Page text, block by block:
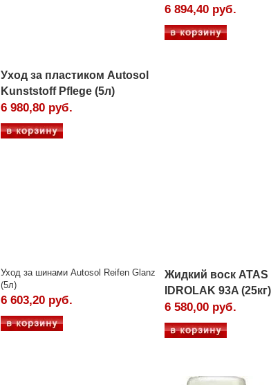
Уход за пластиком Autosol
Kunststoff Pflege (5л)
6 980,80 руб.
6 894,40 руб.
Уход за шинами Autosol Reifen Glanz
(5л)
6 603,20 руб.
Жидкий воск ATAS
IDROLAK 93A (25кг)
6 580,00 руб.